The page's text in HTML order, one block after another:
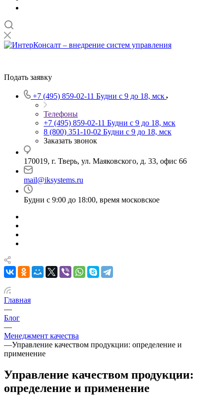
Подать заявку
+7 (495) 859-02-11 Будни с 9 до 18, мск
Телефоны
+7 (495) 859-02-11 Будни с 9 до 18, мск
8 (800) 351-10-02 Будни с 9 до 18, мск
Заказать звонок
170019, г. Тверь, ул. Маяковского, д. 33, офис 66
mail@iksystems.ru
Будни с 9:00 до 18:00, время московское
Главная
—
Блог
—
Менеджмент качества
—Управление качеством продукции: определение и
применение
Управление качеством продукции:
определение и применение